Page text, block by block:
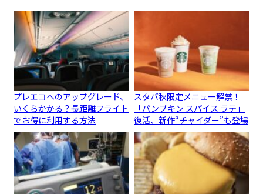
プレエコへのアップグレード、
いくらかかる？長距離フライト
でお得に利用する方法
スタバ秋限定メニュー解禁！
「パンプキン スパイス ラテ」
復活、新作“チャイダー”も登場